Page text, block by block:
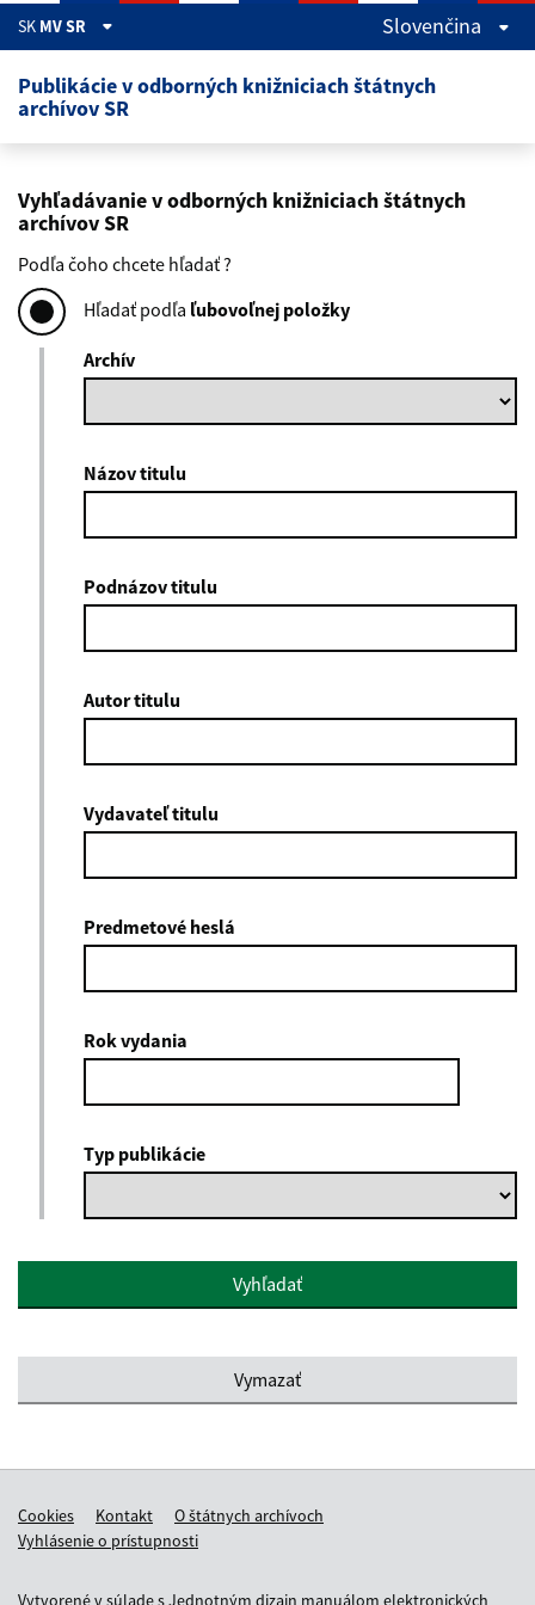
Preskočiť na hlavný obsah
SK MV SR Slovenčina
Publikácie v odborných knižniciach štátnych
archívov SR
Vyhľadávanie v odborných knižniciach štátnych
archívov SR
Podľa čoho chcete hľadať ?
Hľadať podľa ľubovoľnej položky
Archív
Názov titulu
Podnázov titulu
Autor titulu
Vydavateľ titulu
Predmetové heslá
Rok vydania
Typ publikácie
Vymazať
Cookies Kontakt
O štátnych archívoch
Vyhlásenie o prístupnosti
Vytvorené v súlade sJednotným dizajn manuálom elektronických